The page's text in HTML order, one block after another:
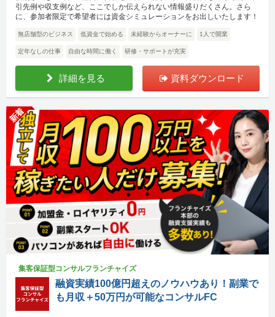
引先例や収支例など、ここでしか伝えられない情報盛りだくさん。さら
に、参加者限定で希望者には資金シミュレーションをお出しいたします！
無店舗型のビジネス 低資金で始める 未経験からオーナーに 1人で開業
定年なしの仕事 自由な時間に働く 研修・サポートが充実
詳細を見る 資料ダウンロード
新着
集客保証型コンサルフランチャイズ
融資実績100億円超えのノウハウあり！副業で
も月収＋50万円が可能なコンサルFC